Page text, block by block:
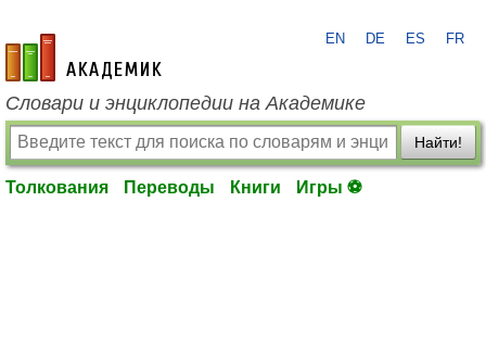
academic.ru
EN DE ES FR
Словари и энциклопедии на Академике
Найти!
Толкования Переводы Книги Игры ⚽